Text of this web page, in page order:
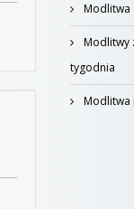
Modlitwa
Modlitwy
tygodnia
Modlitwa